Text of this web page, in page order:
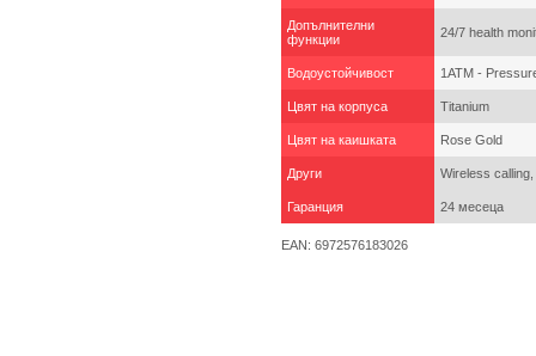
Допълнителни
функции
24/7 health
Водоустойчивост 1ATM -
Цвят на корпуса Titanium
Цвят на каишката Rose Gold
Други Wireless
Гаранция 24 месеца
EAN: 6972576183026